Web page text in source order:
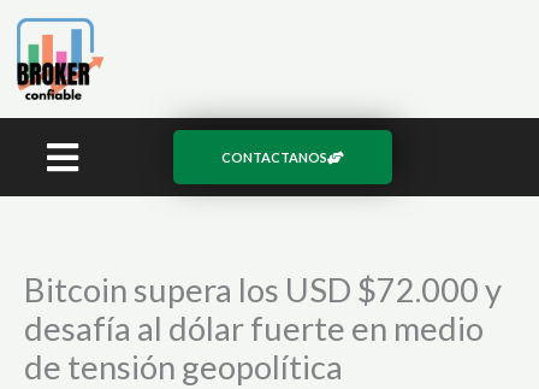
contenido
CONTACTANOS
Bitcoin supera los USD $72.000 y
desafía al dólar fuerte en medio
de tensión geopolítica